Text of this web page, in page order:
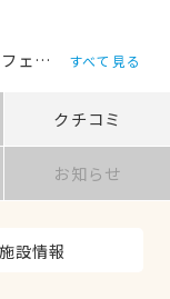
フェレット うさぎ
すべて見る
クチコミ
お知らせ
施設情報